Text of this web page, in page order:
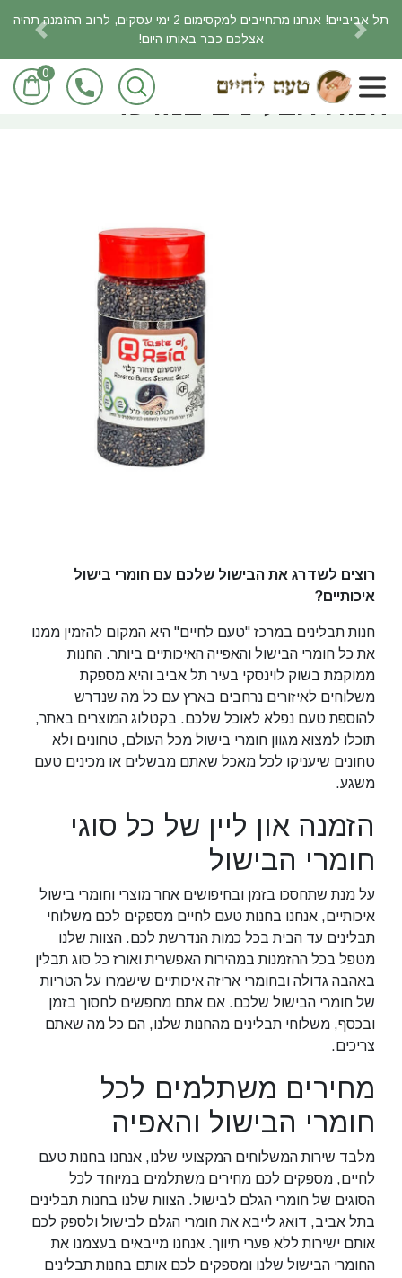
תל אביביים! אנחנו מתחייבים למקסימום 2 ימי עסקים, לרוב ההזמנה תהיה
אצלכם כבר באותו היום!
Next
0 ראשי מאמרים
חנות תבלינים במרכז
רוצים לשדרג את הבישול שלכם עם חומרי בישול
איכותיים?
חנות תבלינים במרכז "טעם לחיים" היא המקום להזמין ממנו
את כל חומרי הבישול והאפייה האיכותיים ביותר. החנות
ממוקמת בשוק לוינסקי בעיר תל אביב והיא מספקת
משלוחים לאיזורים נרחבים בארץ עם כל מה שנדרש
להוספת טעם נפלא לאוכל שלכם. בקטלוג המוצרים באתר,
תוכלו למצוא מגוון חומרי בישול מכל העולם, טחונים ולא
טחונים שיעניקו לכל מאכל שאתם מבשלים או מכינים טעם
משגע.
הזמנה און ליין של כל סוגי
חומרי הבישול
על מנת שתחסכו בזמן ובחיפושים אחר מוצרי וחומרי בישול
איכותיים, אנחנו בחנות טעם לחיים מספקים לכם משלוחי
תבלינים עד הבית בכל כמות הנדרשת לכם. הצוות שלנו
מטפל בכל ההזמנות במהירות האפשרית ואורז כל סוג תבלין
באהבה גדולה ובחומרי אריזה איכותיים שישמרו על הטריות
של חומרי הבישול שלכם. אם אתם מחפשים לחסוך בזמן
ובכסף, משלוחי תבלינים מהחנות שלנו, הם כל מה שאתם
צריכים.
מחירים משתלמים לכל
חומרי הבישול והאפיה
מלבד שירות המשלוחים המקצועי שלנו, אנחנו בחנות טעם
לחיים, מספקים לכם מחירים משתלמים במיוחד לכל
הסוגים של חומרי הגלם לבישול. הצוות שלנו בחנות תבלינים
בתל אביב, דואג לייבא את חומרי הגלם לבישול ולספק לכם
אותם ישירות ללא פערי תיווך. אנחנו מייבאים בעצמנו את
החומרי הבישול שלנו ומספקים לכם אותם בחנות תבלינים